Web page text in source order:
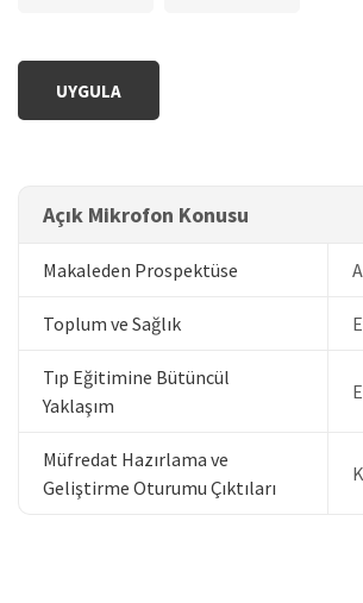
Açık Mikrofon Konusu
Makaleden Prospektüse
Toplum ve Sağlık
Tıp Eğitimine Bütüncül
Yaklaşım
Müfredat Hazırlama ve
Geliştirme Oturumu Çıktıları